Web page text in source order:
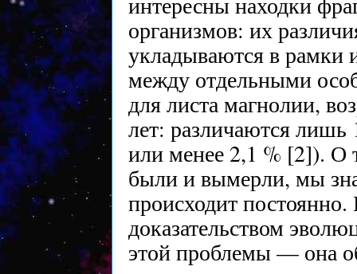
организмов: их
укладываются в рамки
между отдельными
для листа магнолии,
лет: различаются
или менее 2,1 % [2]). О
были и вымерли, мы
происходит постоянно.
доказательством
этой проблемы — она